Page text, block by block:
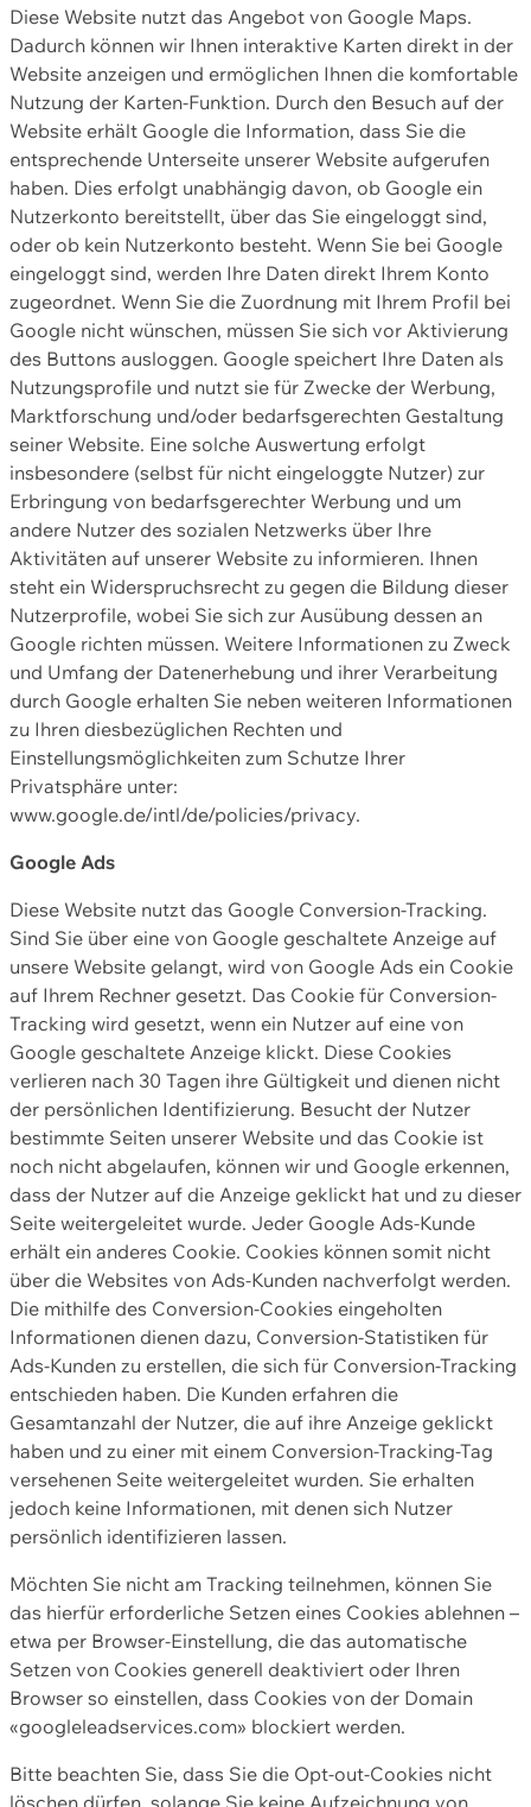
Diese Website nutzt das Angebot von Google Maps.
Dadurch können wir Ihnen interaktive Karten direkt in der
Website anzeigen und ermöglichen Ihnen die komfortable
Nutzung der Karten-Funktion. Durch den Besuch auf der
Website erhält Google die Information, dass Sie die
entsprechende Unterseite unserer Website aufgerufen
haben. Dies erfolgt unabhängig davon, ob Google ein
Nutzerkonto bereitstellt, über das Sie eingeloggt sind,
oder ob kein Nutzerkonto besteht. Wenn Sie bei Google
eingeloggt sind, werden Ihre Daten direkt Ihrem Konto
zugeordnet. Wenn Sie die Zuordnung mit Ihrem Profil bei
Google nicht wünschen, müssen Sie sich vor Aktivierung
des Buttons ausloggen. Google speichert Ihre Daten als
Nutzungsprofile und nutzt sie für Zwecke der Werbung,
Marktforschung und/oder bedarfsgerechten Gestaltung
seiner Website. Eine solche Auswertung erfolgt
insbesondere (selbst für nicht eingeloggte Nutzer) zur
Erbringung von bedarfsgerechter Werbung und um
andere Nutzer des sozialen Netzwerks über Ihre
Aktivitäten auf unserer Website zu informieren. Ihnen
steht ein Widerspruchsrecht zu gegen die Bildung dieser
Nutzerprofile, wobei Sie sich zur Ausübung dessen an
Google richten müssen. Weitere Informationen zu Zweck
und Umfang der Datenerhebung und ihrer Verarbeitung
durch Google erhalten Sie neben weiteren Informationen
zu Ihren diesbezüglichen Rechten und
Einstellungsmöglichkeiten zum Schutze Ihrer
Privatsphäre unter:
www.google.de/intl/de/policies/privacy.
Google Ads
Diese Website nutzt das Google Conversion-Tracking.
Sind Sie über eine von Google geschaltete Anzeige auf
unsere Website gelangt, wird von Google Ads ein Cookie
auf Ihrem Rechner gesetzt. Das Cookie für Conversion-
Tracking wird gesetzt, wenn ein Nutzer auf eine von
Google geschaltete Anzeige klickt. Diese Cookies
verlieren nach 30 Tagen ihre Gültigkeit und dienen nicht
der persönlichen Identifizierung. Besucht der Nutzer
bestimmte Seiten unserer Website und das Cookie ist
noch nicht abgelaufen, können wir und Google erkennen,
dass der Nutzer auf die Anzeige geklickt hat und zu dieser
Seite weitergeleitet wurde. Jeder Google Ads-Kunde
erhält ein anderes Cookie. Cookies können somit nicht
über die Websites von Ads-Kunden nachverfolgt werden.
Die mithilfe des Conversion-Cookies eingeholten
Informationen dienen dazu, Conversion-Statistiken für
Ads-Kunden zu erstellen, die sich für Conversion-Tracking
entschieden haben. Die Kunden erfahren die
Gesamtanzahl der Nutzer, die auf ihre Anzeige geklickt
haben und zu einer mit einem Conversion-Tracking-Tag
versehenen Seite weitergeleitet wurden. Sie erhalten
jedoch keine Informationen, mit denen sich Nutzer
persönlich identifizieren lassen.
Möchten Sie nicht am Tracking teilnehmen, können Sie
das hierfür erforderliche Setzen eines Cookies ablehnen –
etwa per Browser-Einstellung, die das automatische
Setzen von Cookies generell deaktiviert oder Ihren
Browser so einstellen, dass Cookies von der Domain
«googleleadservices.com» blockiert werden.
Bitte beachten Sie, dass Sie die Opt-out-Cookies nicht